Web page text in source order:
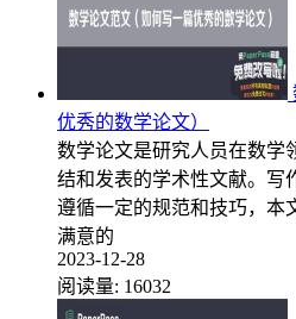
优秀的数学论文）
数学论文是研究人员在数学
结和发表的学术性文献。写
遵循一定的规范和技巧，本
满意的
2023-12-28
阅读量: 16032